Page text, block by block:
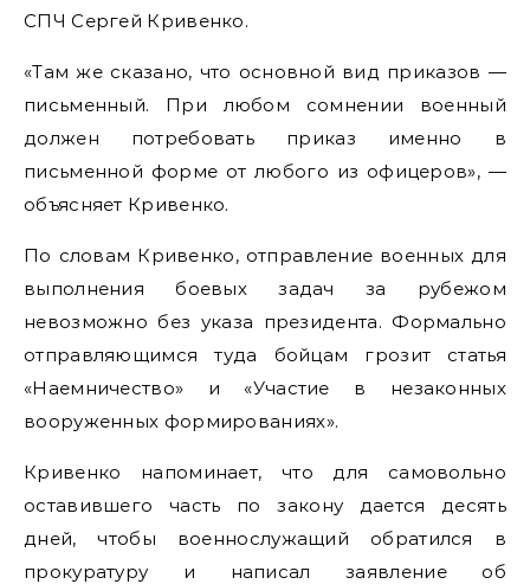
СПЧ Сергей Кривенко.
«Там же сказано, что основной вид приказов —
письменный. При любом сомнении военный
должен потребовать приказ именно в
письменной форме от любого из офицеров», —
объясняет Кривенко.
По словам Кривенко, отправление военных для
выполнения боевых задач за рубежом
невозможно без указа президента. Формально
отправляющимся туда бойцам грозит статья
«Наемничество» и «Участие в незаконных
вооруженных формированиях».
Кривенко напоминает, что для самовольно
оставившего часть по закону дается десять
дней, чтобы военнослужащий обратился в
прокуратуру и написал заявление об